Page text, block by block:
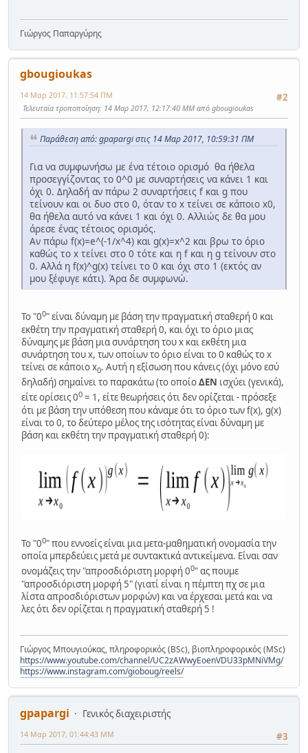
Γιώργος Παπαργύρης
gbougioukas
#2
14 Μαρ 2017, 11:57:54 ΠΜ
Τελευταία τροποποίηση: 14 Μαρ 2017, 12:17:40 ΜΜ από gbougioukas
Παράθεση από: gpapargi στις 14 Μαρ 2017, 10:59:31 ΠΜ
Για να συμφωνήσω με ένα τέτοιο ορισμό θα ήθελα
προσεγγίζοντας το 0^0 με συναρτήσεις να κάνει 1 και
όχι 0. Δηλαδή αν πάρω 2 συναρτήσεις f και g που
τείνουν και οι δυο στο 0, όταν το x τείνει σε κάποιο x0,
θα ήθελα αυτό να κάνει 1 και όχι 0. Αλλιώς δε θα μου
άρεσε ένας τέτοιος ορισμός.
Αν πάρω f(x)=e^(-1/x^4) και g(x)=x^2 και βρω το όριο
καθώς το x τείνει στο 0 τότε και η f και η g τείνουν στο
0. Αλλά η f(x)^g(x) τείνει το 0 και όχι στο 1 (εκτός αν
μου ξέφυγε κάτι). Άρα δε συμφωνώ.
Το "00" είναι δύναμη με βάση την πραγματική σταθερή 0 και
εκθέτη την πραγματική σταθερή 0, και όχι το όριο μιας
δύναμης με βάση μια συνάρτηση του x και εκθέτη μια
συνάρτηση του x, των οποίων το όριο είναι το 0 καθώς το x
τείνει σε κάποιο x0. Αυτή η εξίσωση που κάνεις (όχι μόνο εσύ
δηλαδή) σημαίνει το παρακάτω (το οποίοΔΕΝ ισχύει (γενικά),
είτε ορίσεις 00 = 1, είτε θεωρήσεις ότι δεν ορίζεται - πρόσεξε
ότι με βάση την υπόθεση που κάναμε ότι το όριο των f(x), g(x)
είναι το 0, το δεύτερο μέλος της ισότητας είναι δύναμη με
βάση και εκθέτη την πραγματική σταθερή 0):
Το "00" που εννοείς είναι μια μετα-μαθηματική ονομασία την
οποία μπερδεύεις μετά με συντακτικά αντικείμενα. Είναι σαν
ονομάζεις την "απροσδιόριστη μορφή 00" ας πουμε
"απροσδιόριστη μορφή 5" (γιατί είναι η πέμπτη πχ σε μια
λίστα απροσδιόριστων μορφών) και να έρχεσαι μετά και να
λες ότι δεν ορίζεται η πραγματική σταθερή 5 !
Γιώργος Μπουγιούκας, πληροφορικός (BSc), βιοπληροφορικός (MSc)
https://www.youtube.com/channel/UC2zAWwyEoenVDU33pMNiVMg/
https://www.instagram.com/gioboug/reels/
gpapargi
Γενικός διαχειριστής
#3
14 Μαρ 2017, 01:44:43 ΜΜ